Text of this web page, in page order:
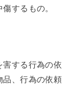
するもの。
害する行為の依
品、行為の依頼